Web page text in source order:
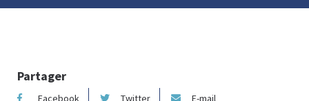
Partager
Facebook Twitter E-mail